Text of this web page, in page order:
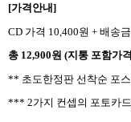
[가격안내]
CD 가격 10,400원 + 배송
총 12,900원 (지통 포함가격
** 초도한정판 선착순 포
*** 2가지 컨셉의 포토카드